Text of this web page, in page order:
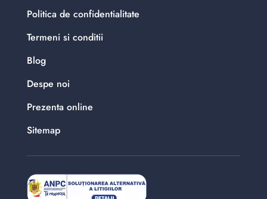
Politica de confidentialitate
Termeni si conditii
Blog
Despe noi
Prezenta online
Sitemap